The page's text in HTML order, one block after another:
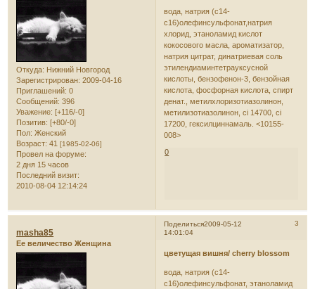
Откуда: Нижний Новгород
Зарегистрирован: 2009-04-16
Приглашений: 0
Сообщений: 396
Уважение: [+116/-0]
Позитив: [+80/-0]
Пол: Женский
Возраст: 41[1985-02-06]
Провел на форуме:
2 дня 15 часов
Последний визит:
2010-08-04 12:14:24
вода, натрия (с14-
с16)олефинсульфонат,натрия
хлорид, этаноламид кислот
кокосового масла, ароматизатор,
натрия цитрат, динатриевая соль
этилендиаминтетрауксусной
кислоты, бензофенон-3, бензойная
кислота, фосфорная кислота, спирт
денат., метилхлоризотиазолинон,
метилизотиазолинон, ci 14700, ci
17200, гексилциннамаль. <10155-
008>
0
Поделиться 3
2009-05-12
14:01:04
masha85
Ее величество Женщина
цветущая вишня/ cherry blossom
вода, натрия (с14-
с16)олефинсульфонат, этаноламид